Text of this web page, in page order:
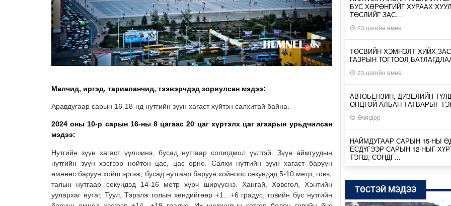
Малчид, иргэд, тариаланчид, тээвэрчдэд зориулсан мэдээ:
Аравдугаар сарын 16-18-нд нутгийн зүүн хагаст хүйтэн салхитай байна.
2024 оны 10-р сарын 16-ны 8 цагаас 20 цаг хүртэлхцаг агаарын урьдчилсан
мэдээ:
Нутгийн зүүн хагаст үүлшинэ, бусад нутгаар солигдмол үүлтэй. Зүүн аймгуудын
нутгийн зүүн хэсгээр нойтон цас, цас орно. Салхи нутгийн зүүн хагаст баруун
өмнөөс баруун хойш эргэж, бусад нутгаар баруун хойноос секундэд 5-10 метр, говь,
талын нутгаар секундэд 14-16 метр хүрч ширүүснэ. Хангай, Хөвсгөл, Хэнтийн
уулархаг нутаг, Туул, Тэрэлж голын хөндийгөөр +1…+6 градус, говийн бүс нутгийн
БУС ХӨРӨНГИЙГ ХУРААХ
ТӨСЛИЙГ ЗАС…
23 цагийн өмнө
ТӨСВИЙН ХЭМНЭЛТ ХИЙХ
ГАЗРЫН ТОГТООЛ
23 цагийн өмнө
АВТОБЕНЗИН, ДИЗЕЛИЙН
ОНЦГОЙ АЛБАН ТАТВАРЫГ
Өчигдөр
НАЙМДУГААР САРЫН 15-НЫ
ЕСДҮГЭЭР САРЫН 12-НЫГ
ТЭГШ, СОНДГ…
ТӨВ, ГОВЬ, ЗҮҮН АЙМГУУДЫН
ЗАРИМ ГАЗРААР ДУУ
ТӨСТЭЙ МЭДЭЭ